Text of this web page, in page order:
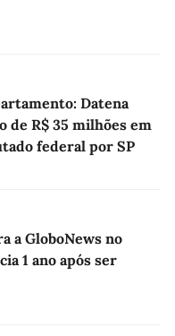
Datena
R$ 35 milhões em
federal por SP
a GloboNews no
1 ano após ser